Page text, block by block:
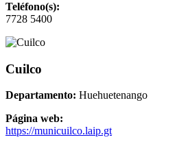
Teléfono(s):
7728 5400
Cuilco
Departamento: Huehuetenango
Página web:
https://municuilco.laip.gt